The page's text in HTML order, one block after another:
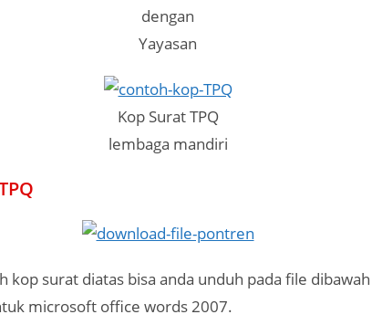
dengan
Yayasan
Kop Surat TPQ
lembaga mandiri
kop surat diatas bisa anda unduh pada file
microsoft office words 2007.